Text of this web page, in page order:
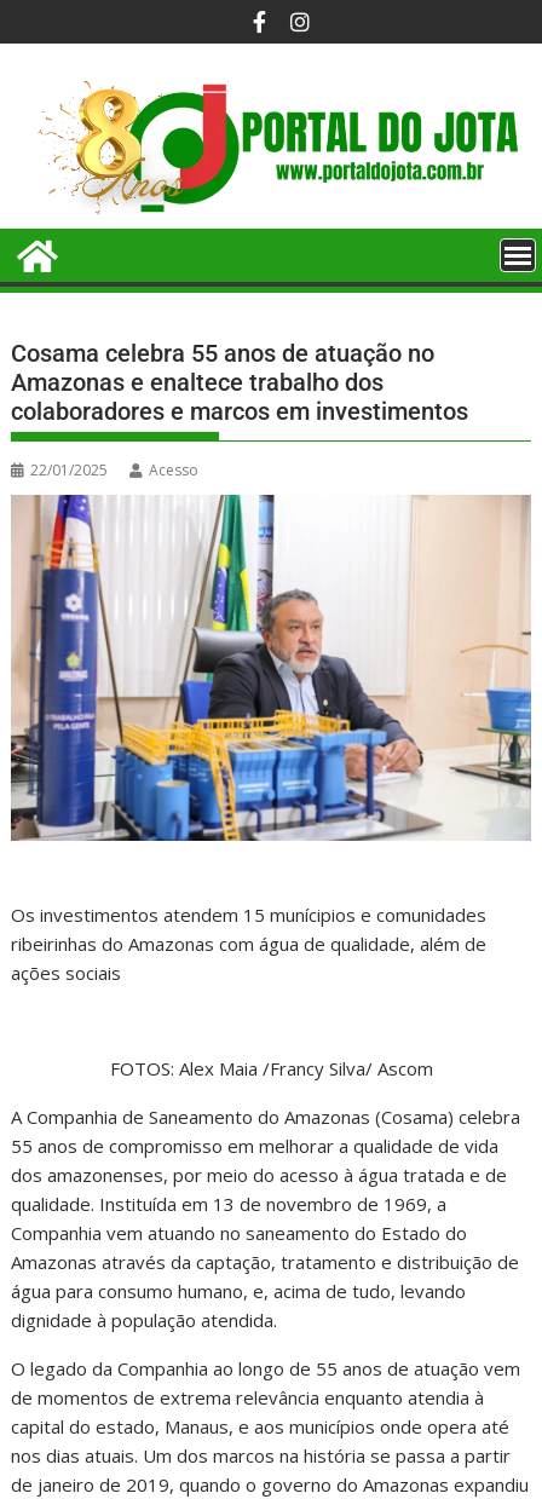
Cosama celebra 55 anos de atuação no
Amazonas e enaltece trabalho dos
colaboradores e marcos em investimentos
22/01/2025 Acesso
Os investimentos atendem 15 munícipios e comunidades
ribeirinhas do Amazonas com água de qualidade, além de
ações sociais
FOTOS: Alex Maia /Francy Silva/ Ascom
A Companhia de Saneamento do Amazonas (Cosama) celebra
55 anos de compromisso em melhorar a qualidade de vida
dos amazonenses, por meio do acesso à água tratada e de
qualidade. Instituída em 13 de novembro de 1969, a
Companhia vem atuando no saneamento do Estado do
Amazonas através da captação, tratamento e distribuição de
água para consumo humano, e, acima de tudo, levando
dignidade à população atendida.
O legado da Companhia ao longo de 55 anos de atuação vem
de momentos de extrema relevância enquanto atendia à
capital do estado, Manaus, e aos municípios onde opera até
nos dias atuais. Um dos marcos na história se passa a partir
de janeiro de 2019, quando o governo do Amazonas expandiu